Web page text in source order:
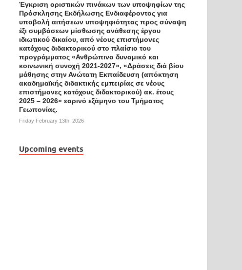
Έγκριση οριστικών πινάκων των υποψηφίων της
Πρόσκλησης Εκδήλωσης Ενδιαφέροντος για
υποβολή αιτήσεων υποψηφιότητας προς σύναψη
έξι συμβάσεων μίσθωσης ανάθεσης έργου
ιδιωτικού δικαίου, από νέους επιστήμονες
κατόχους διδακτορικού στο πλαίσιο του
προγράμματος «Ανθρώπινο δυναμικό και
κοινωνική συνοχή 2021-2027», «Δράσεις διά βίου
μάθησης στην Ανώτατη Εκπαίδευση (απόκτηση
ακαδημαϊκής διδακτικής εμπειρίας σε νέους
επιστήμονες κατόχους διδακτορικού) ακ. έτους
2025 – 2026» εαρινό εξάμηνο του Τμήματος
Γεωπονίας.
Friday February 13th, 2026
Upcoming events